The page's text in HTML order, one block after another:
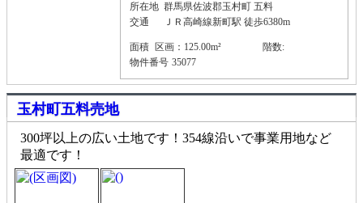
所在地 群馬県佐波郡玉村町 五料
交通
ＪＲ高崎線新町駅 徒歩6380m
面積 区画：125.00m²
階数:
物件番号 35077
玉村町五料売地
300坪以上の広い土地です！354線沿いで事業用地など
最適です！